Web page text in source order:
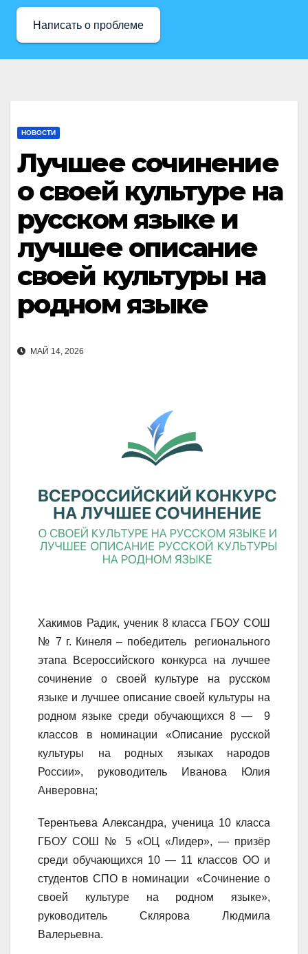
Написать о проблеме
НОВОСТИ
Лучшее сочинение
о своей культуре на
русском языке и
лучшее описание
своей культуры на
родном языке
МАЙ 14, 2026
Хакимов Радик, ученик 8 класса ГБОУ СОШ
№ 7 г. Кинеля – победитель регионального
этапа Всероссийского конкурса на лучшее
сочинение о своей культуре на русском
языке и лучшее описание своей культуры на
родном языке среди обучающихся 8 — 9
классов в номинации «Описание русской
культуры на родных языках народов
России», руководитель Иванова Юлия
Анверовна;
Терентьева Александра, ученица 10 класса
ГБОУ СОШ № 5 «ОЦ «Лидер», — призёр
среди обучающихся 10 — 11 классов ОО и
студентов СПО в номинации «Сочинение о
своей культуре на родном языке»,
руководитель Склярова Людмила
Валерьевна.